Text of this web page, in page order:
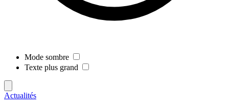
Mode sombre
Texte plus grand
Actualités